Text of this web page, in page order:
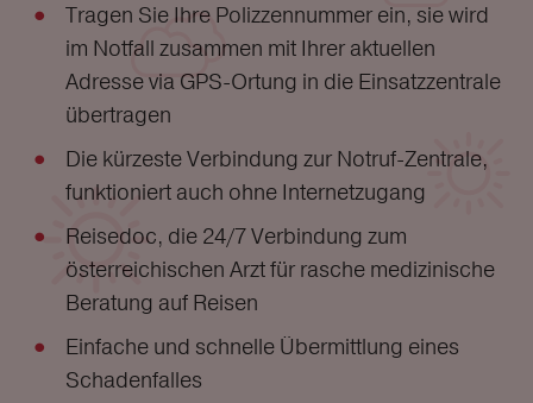
Tragen Sie Ihre Polizzennummer ein, sie wird
im Notfall zusammen mit Ihrer aktuellen
Adresse via GPS-Ortung in die Einsatzzentrale
übertragen
Die kürzeste Verbindung zur Notruf-Zentrale,
funktioniert auch ohne Internetzugang
Reisedoc, die 24/7 Verbindung zum
österreichischen Arzt für rasche medizinische
Beratung auf Reisen
Einfache und schnelle Übermittlung eines
Schadenfalles